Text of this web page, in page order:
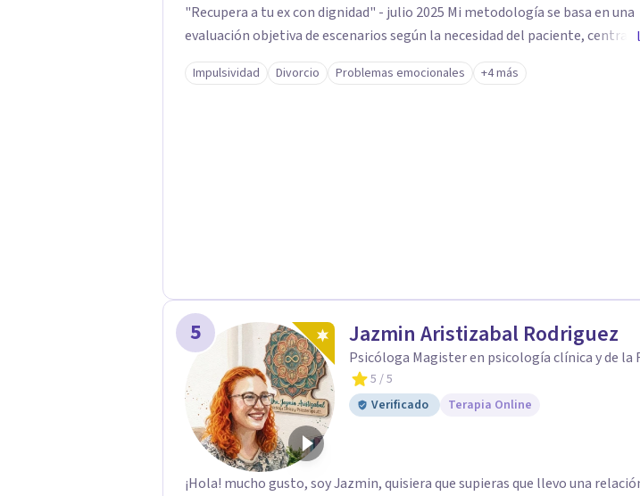
"Recupera a tu ex con dignidad" - julio 2025 Mi metodología se basa en una
evaluación objetiva de escenarios según la necesidad del paciente,
ejes fundamentales: 1- Análisis de viabilidad: estimación de probabilidades reales
de recuperación de la relación de pareja 2- Análisis conductual: evaluación de
Impulsividad Divorcio Problemas emocionales +4 más
5 Jazmin Aristizabal Rodriguez
Psicóloga Magister en psicología clínica y de la
5 / 5
Verificado
Terapia Online
¡Hola! mucho gusto, soy Jazmin, quisiera que supieras que llevo una